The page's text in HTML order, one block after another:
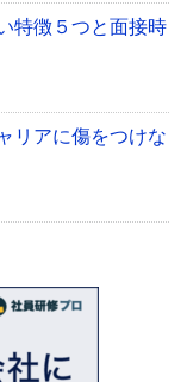
特徴５つと面接時
リアに傷をつけな